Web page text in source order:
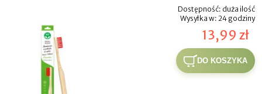
Dostępność: duża ilość
Wysyłka w: 24 godziny
13,99 zł
DO KOSZYKA